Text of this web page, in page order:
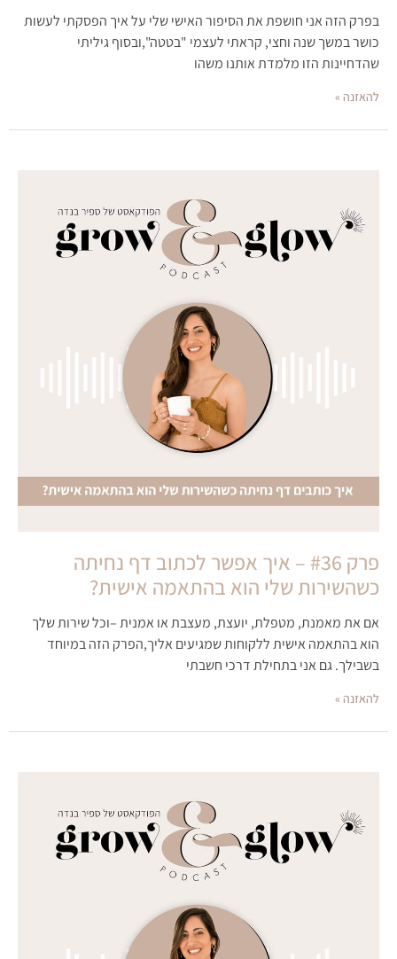
בפרק הזה אני חושפת את הסיפור האישי שלי על איך הפסקתי לעשות
כושר במשך שנה וחצי, קראתי לעצמי "בטטה",ובסוף גיליתי
שהדחיינות הזו מלמדת אותנו משהו
להאזנה »
פרק #36 – איך אפשר לכתוב דף נחיתה
כשהשירות שלי הוא בהתאמה אישית?
אם את מאמנת, מטפלת, יועצת, מעצבת או אמנית –וכל שירות שלך
הוא בהתאמה אישית ללקוחות שמגיעים אליך,הפרק הזה במיוחד
בשבילך. גם אני בתחילת דרכי חשבתי
להאזנה »